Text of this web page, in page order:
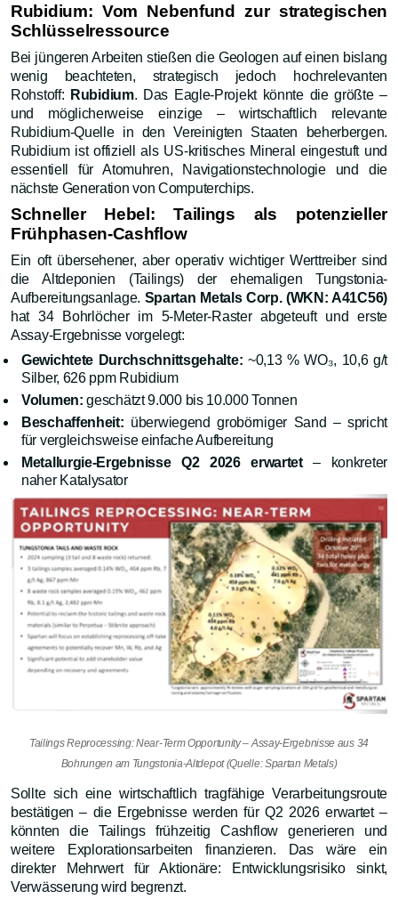
Rubidium: Vom Nebenfund zur strategischen
Schlüsselressource
Bei jüngeren Arbeiten stießen die Geologen auf einen bislang
wenig beachteten, strategisch jedoch hochrelevanten
Rohstoff: Rubidium. Das Eagle-Projekt könnte die größte –
und möglicherweise einzige – wirtschaftlich relevante
Rubidium-Quelle in den Vereinigten Staaten beherbergen.
Rubidium ist offiziell als US-kritisches Mineral eingestuft und
essentiell für Atomuhren, Navigations­technologie und die
nächste Generation von Computerchips.
Schneller Hebel: Tailings als potenzieller
Frühphasen-Cashflow
Ein oft übersehener, aber operativ wichtiger Werttreiber sind
die Altdeponien (Tailings) der ehemaligen Tungstonia-
Aufbereitungsanlage. Spartan Metals Corp. (WKN: A41C56)
hat 34 Bohrlöcher im 5-Meter-Raster abgeteuft und erste
Assay-Ergebnisse vorgelegt:
Gewichtete Durchschnittsgehalte: ~0,13 % WO₃, 10,6 g/t
Silber, 626 ppm Rubidium
Volumen: geschätzt 9.000 bis 10.000 Tonnen
Beschaffenheit: überwiegend grobörniger Sand – spricht
für vergleichsweise einfache Aufbereitung
Metallurgie-Ergebnisse Q2 2026 erwartet– konkreter
naher Katalysator
Tailings Reprocessing: Near-Term Opportunity – Assay-Ergebnisse aus 34
Bohrungen am Tungstonia-Altdepot (Quelle: Spartan Metals)
Sollte sich eine wirtschaftlich tragfähige Verarbeitungsroute
bestätigen – die Ergebnisse werden für Q2 2026 erwartet –
könnten die Tailings frühzeitig Cashflow generieren und
weitere Explorationsarbeiten finanzieren. Das wäre ein
direkter Mehrwert für Aktionäre: Entwicklungsrisiko sinkt,
Verwässerung wird begrenzt.